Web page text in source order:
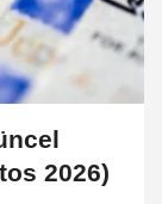
2026)